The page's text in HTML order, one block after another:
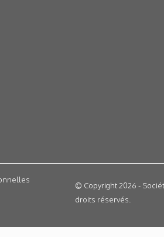
© Copyright 2026 -
droits réservés.